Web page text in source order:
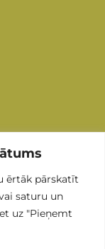
ērtāk pārskatīt
saturu un
uz "Pieņemt